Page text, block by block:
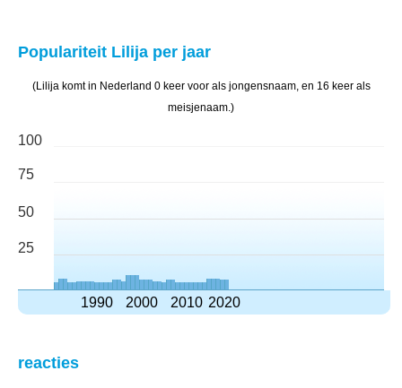
Populariteit Lilija per jaar
(Lilija komt in Nederland 0 keer voor als jongensnaam, en 16 keer als
meisjenaam.)
100
75
50
25
1990 2000 2010 2020
reacties